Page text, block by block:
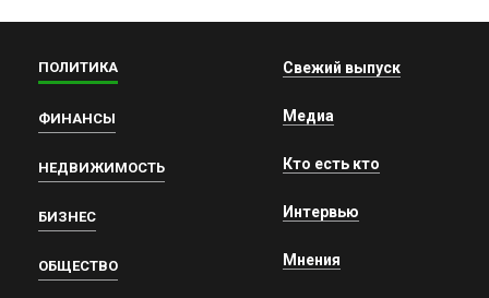
ПОЛИТИКА
ФИНАНСЫ
НЕДВИЖИМОСТЬ
БИЗНЕС
ОБЩЕСТВО
Свежий выпуск
Медиа
Кто есть кто
Интервью
Мнения